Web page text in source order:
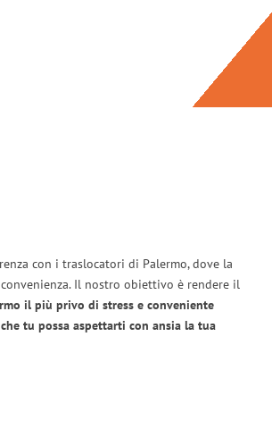
con i traslocatori di Palermo, dove la
Il nostro obiettivo è rendere il
il più privo di stress e conveniente
tu possa aspettarti con ansia la tua